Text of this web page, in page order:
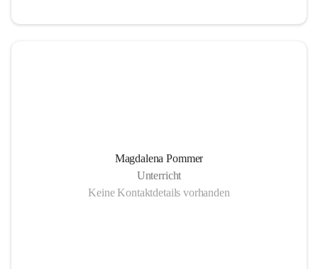
Magdalena Pommer
Unterricht
Keine Kontaktdetails vorhanden